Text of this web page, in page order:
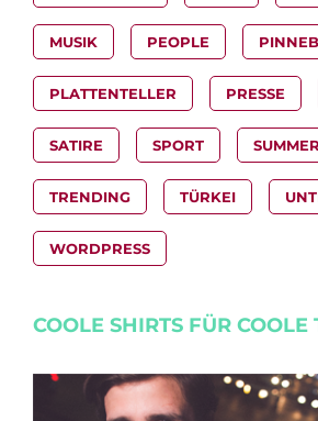
MUSIK PEOPLE
PLATTENTELLER PRESSE
SATIRE SPORT
TRENDING TÜRKEI
WORDPRESS
COOLE SHIRTS FÜR COOLE